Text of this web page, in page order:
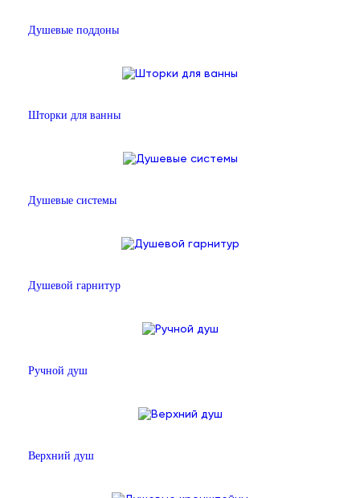
Душевые поддоны
Шторки для ванны
Душевые системы
Душевой гарнитур
Ручной душ
Верхний душ